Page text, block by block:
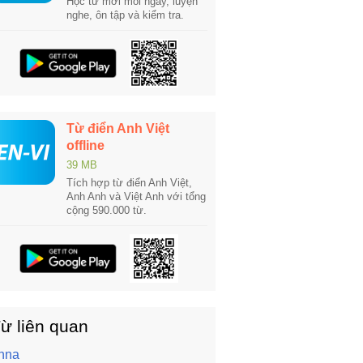
nghe, ôn tập và kiểm tra.
Từ điển Anh Việt
offline
39 MB
Tích hợp từ điển Anh Việt,
Anh Anh và Việt Anh với tổng
cộng 590.000 từ.
liên quan